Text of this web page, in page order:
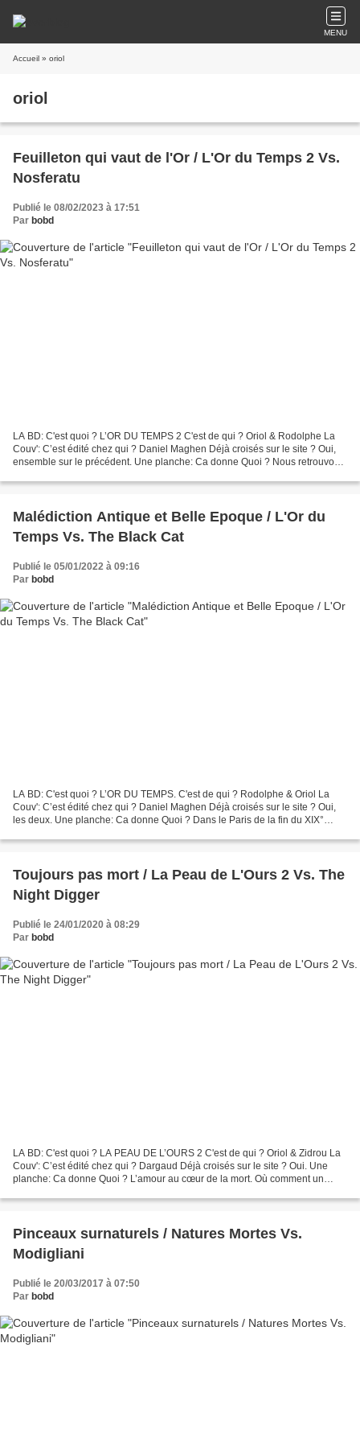
MENU
Accueil » oriol
oriol
Feuilleton qui vaut de l'Or / L'Or du Temps 2 Vs.
Nosferatu
Publié le 08/02/2023 à 17:51
Par bobd
LA BD: C'est quoi ? L’OR DU TEMPS 2 C'est de qui ? Oriol & Rodolphe La
Couv': C’est édité chez qui ? Daniel Maghen Déjà croisés sur le site ? Oui,
ensemble sur le précédent. Une planche: Ca donne Quoi ? Nous retrouvons
Malédiction Antique et Belle Epoque / L'Or du
Temps Vs. The Black Cat
Publié le 05/01/2022 à 09:16
Par bobd
LA BD: C'est quoi ? L’OR DU TEMPS. C'est de qui ? Rodolphe & Oriol La
Couv': C’est édité chez qui ? Daniel Maghen Déjà croisés sur le site ? Oui,
les deux. Une planche: Ca donne Quoi ? Dans le Paris de la fin du XIX°
Toujours pas mort / La Peau de L'Ours 2 Vs. The
Night Digger
Publié le 24/01/2020 à 08:29
Par bobd
LA BD: C'est quoi ? LA PEAU DE L’OURS 2 C'est de qui ? Oriol & Zidrou La
Couv': C’est édité chez qui ? Dargaud Déjà croisés sur le site ? Oui. Une
planche: Ca donne Quoi ? L’amour au cœur de la mort. Où comment un
Pinceaux surnaturels / Natures Mortes Vs.
Modigliani
Publié le 20/03/2017 à 07:50
Par bobd